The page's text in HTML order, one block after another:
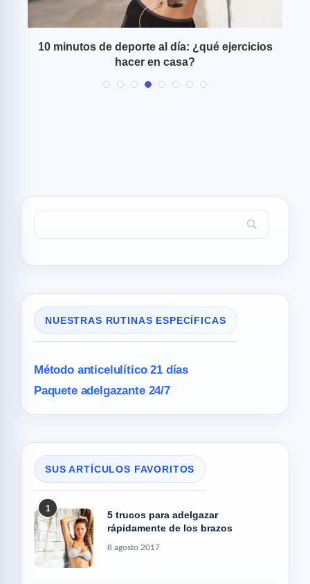
10 minutos de deporte al día: ¿qué ejercicios
hacer en casa?
NUESTRAS RUTINAS ESPECÍFICAS
Método anticelulítico 21 días
Paquete adelgazante 24/7
SUS ARTÍCULOS FAVORITOS
1
5 trucos para adelgazar
rápidamente de los brazos
8 agosto 2017